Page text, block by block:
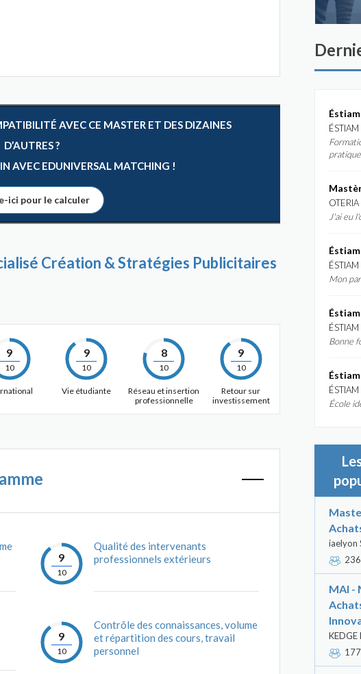
AVEC CE MASTER ET DES DIZAINES
D’AUTRES ?
AVEC EDUNIVERSAL MATCHING !
ici pour le calculer
Création & Stratégies Publicitaires
9
10
9
10
Vie étudiante
8
10
Réseau et insertion
professionnelle
9
10
Retour sur
investissement
9
10
Qualité des intervenants
professionnels extérieurs
9
10
Contrôle des connaissances, volume
et répartition des cours, travail
personnel
ÉSTIAM
pratique...
OTERIA
J'ai eu
ÉSTIAM
Mon
ÉSTIAM
Bonne
ÉSTIAM
École
iaelyon
MAI -
KEDGE